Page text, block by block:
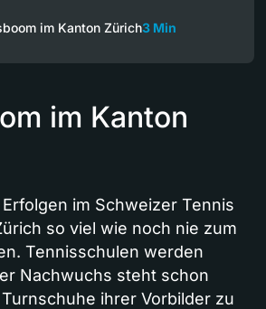
im Kanton Zürich3 Min
im Kanton
im Schweizer Tennis
so viel wie noch nie zum
Tennisschulen werden
Nachwuchs steht schon
ihrer Vorbilder zu